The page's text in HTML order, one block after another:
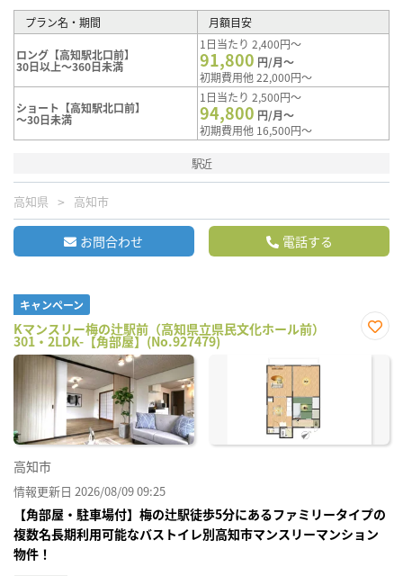
プラン名・期間 月額目安
ロング【高知駅北口前】
30日以上～360日未満
1日当たり 2,400円～
91,800 円/月～
初期費用他 22,000円～
ショート【高知駅北口前】
～30日未満
1日当たり 2,500円～
94,800 円/月～
初期費用他 16,500円～
駅近
高知県 高知市
お問合わせ 電話する
キャンペーン
Kマンスリー梅の辻駅前（高知県立県民文化ホール前）
301・2LDK-【角部屋】(No.927479)
に入
高知市
情報更新日 2026/08/09 09:25
【角部屋・駐車場付】梅の辻駅徒歩5分にあるファミリータイプの
複数名長期利用可能なバストイレ別高知市マンスリーマンション
物件！